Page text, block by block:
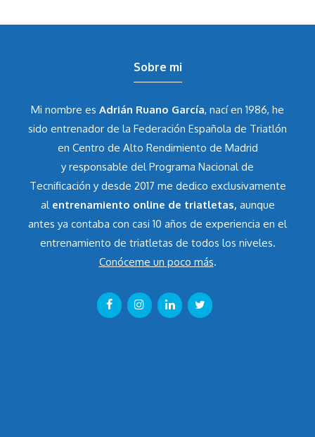
Sobre mi
Mi nombre es Adrián Ruano García, nací en 1986, he
sido entrenador de la Federación Española de Triatlón
en Centro de Alto Rendimiento de Madrid
y responsable del Programa Nacional de
Tecnificación y desde 2017 me dedico exclusivamente
al entrenamiento online de triatletas, aunque
antes ya contaba con casi 10 años de experiencia en el
entrenamiento de triatletas de todos los niveles.
Conóceme un poco más.